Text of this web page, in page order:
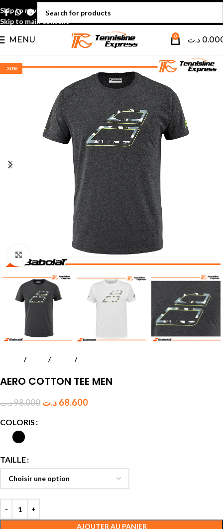
Skip to navigation
Skip to main content
MENU 0 د.ت
-30%
Tennis Textile Hommes
AERO COTTON TEE MEN
98.000د.ت 68.600 د.ت
COLORIS
TAILLE
AJOUTER AU PANIER